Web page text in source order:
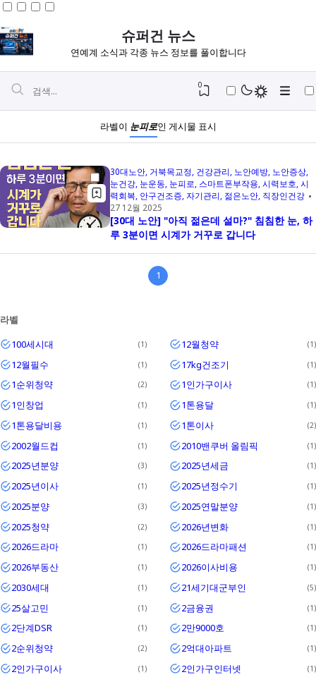
슈퍼건 뉴스
연예계 소식과 각종 뉴스 정보를 풀이합니다
Iglo
0
라벨이 눈피로인 게시물 표시
30대노안 거북목교정 건강관리 노안예방 노안증상
눈건강 눈운동 눈피로 스마트폰부작용 시력보호 시
력회복 안구건조증 자기관리 젊은노안 직장인건강
27 12월 2025
[30대 노안] "아직 젊은데 설마?" 침침한 눈, 하
루 3분이면 시계가 거꾸로 갑니다
1
라벨
100세시대
1 12월청약 1
12월필수 1 17kg건조기 1
1순위청약 2 1인가구이사 1
1인창업 1 1톤용달 1
1톤용달비용 1 1톤이사 2
2002월드컵 1 2010밴쿠버 올림픽 1
2025년분양 3 2025년세금 1
2025년이사 1 2025년정수기 1
2025분양 3 2025연말분양 1
2025청약 2 2026년변화 1
2026드라마 1 2026드라마패션 1
2026부동산 1 2026이사비용 1
2030세대 1 21세기대군부인 5
25살고민 1 2금융권 1
2단계DSR 1 2만9000호 1
2순위청약 2 2억대아파트 1
2인가구이사 1 2인가구인터넷 1